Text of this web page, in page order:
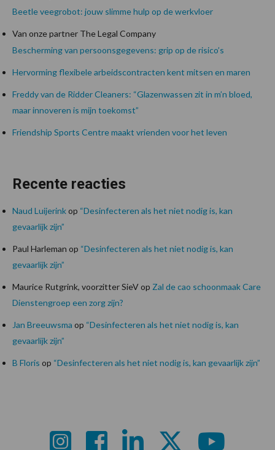
Beetle veegrobot: jouw slimme hulp op de werkvloer
Van onze partner The Legal Company
Bescherming van persoonsgegevens: grip op de risico’s
Hervorming flexibele arbeidscontracten kent mitsen en maren
Freddy van de Ridder Cleaners: “Glazenwassen zit in m’n bloed,
maar innoveren is mijn toekomst”
Friendship Sports Centre maakt vrienden voor het leven
Recente reacties
Naud Luijerinkop “Desinfecteren als het niet nodig is, kan
gevaarlijk zijn”
Paul Harleman op “Desinfecteren als het niet nodig is, kan
gevaarlijk zijn”
Maurice Rutgrink, voorzitter SieVop Zal de cao schoonmaak Care
Dienstengroep een zorg zijn?
Jan Breeuwsma op “Desinfecteren als het niet nodig is, kan
gevaarlijk zijn”
B Floris op “Desinfecteren als het niet nodig is, kan gevaarlijk zijn”